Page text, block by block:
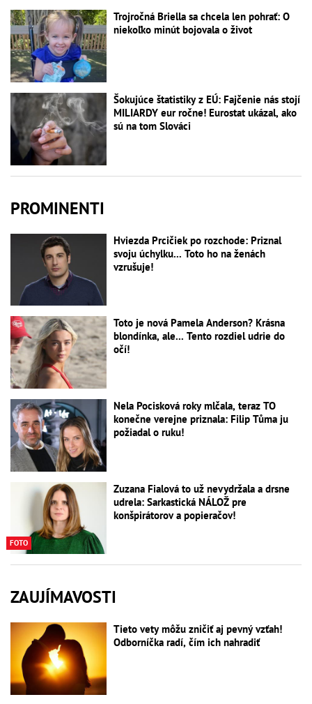
Trojročná Briella sa chcela len pohrať: O
niekoľko minút bojovala o život
Šokujúce štatistiky z EÚ: Fajčenie nás stojí
MILIARDY eur ročne! Eurostat ukázal, ako
sú na tom Slováci
PROMINENTI
Hviezda Prcičiek po rozchode: Priznal
svoju úchylku... Toto ho na ženách
vzrušuje!
Toto je nová Pamela Anderson? Krásna
blondínka, ale... Tento rozdiel udrie do
očí!
Nela Pocisková roky mlčala, teraz TO
konečne verejne priznala: Filip Tůma ju
požiadal o ruku!
FOTO
Zuzana Fialová to už nevydržala a drsne
udrela: Sarkastická NÁLOŽ pre
konšpirátorov a popieračov!
ZAUJÍMAVOSTI
Tieto vety môžu zničiť aj pevný vzťah!
Odborníčka radí, čím ich nahradiť